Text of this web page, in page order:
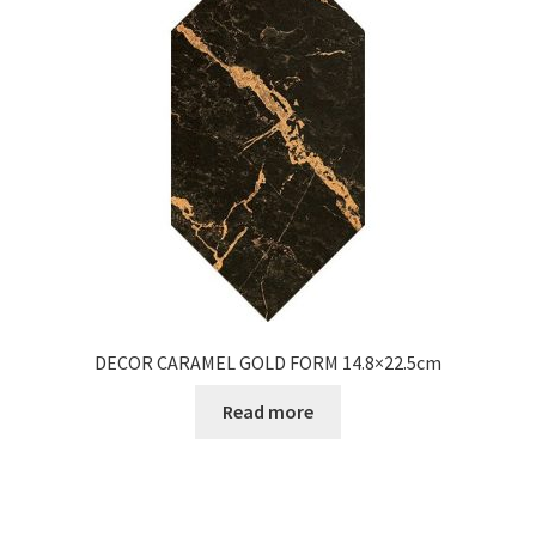
Plata si Livrare
Politică de confidențialitate
Politica de cookie
Termeni si conditii
DECOR CARAMEL GOLD FORM 14.8×22.5cm
Read more